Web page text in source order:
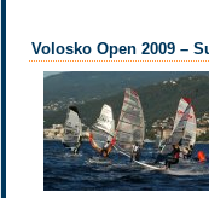
Volosko Open 2009 –